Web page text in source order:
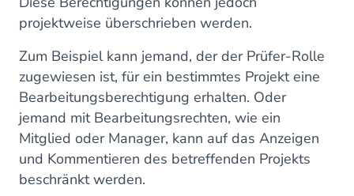
projektweise überschrieben werden.
Zum Beispiel kann jemand, der der Prüfer-Rolle
zugewiesen ist, für ein bestimmtes Projekt eine
Bearbeitungsberechtigung erhalten. Oder
jemand mit Bearbeitungsrechten, wie ein
Mitglied oder Manager, kann auf das Anzeigen
und Kommentieren des betreffenden Projekts
beschränkt werden.